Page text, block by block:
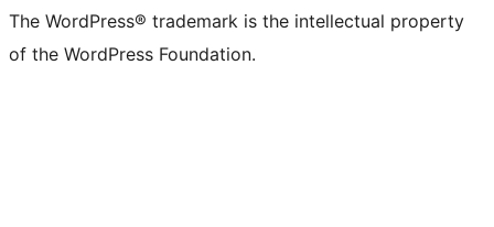
The WordPress® trademark is the intellectual property
of the WordPress Foundation.